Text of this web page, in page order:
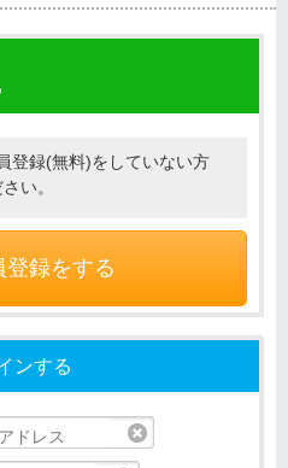
登録(無料)をしていない方
い。
登録をする
ンする
リセット